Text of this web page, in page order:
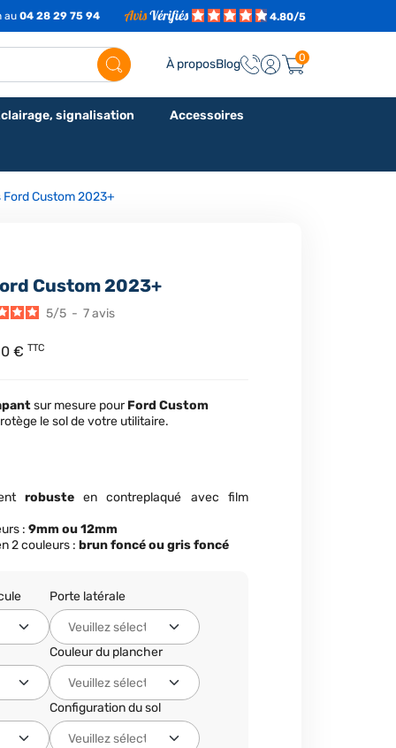
au 04 28 29 75 94 4.80/5
À proposBlog 0
signalisation Accessoires
Custom 2023+
Custom 2023+
5/5 - 7avis
€ TTC
sur mesure pourFord Custom
le sol de votre utilitaire.
robusteen contreplaqué avec film
: 9mm ou 12mm
2 couleurs : brun foncé ou gris foncé
Porte latérale
Couleur du plancher
Configuration du sol